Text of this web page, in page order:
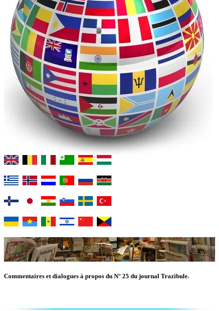
Commentaires et dialogues à propos du N° 25 du journal Trazibule.